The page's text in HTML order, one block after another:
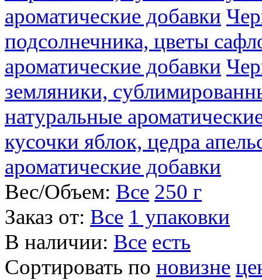
ароматические добавки
подсолнечника, цветы
ароматические добавки
земляники,
натуральные
кусочки яблок, цедра
ароматические добавки
Вес/Объем: Все 250 г
Заказ от: Все 1 упаковки
В наличии: Все есть
Сортировать по новизне